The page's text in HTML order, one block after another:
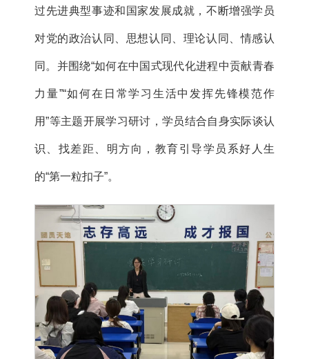
过先进典型事迹和国家发展成就，不断增强学员
对党的政治认同、思想认同、理论认同、情感认
同。并围绕“如何在中国式现代化进程中贡献青春
力量”“如何在日常学习生活中发挥先锋模范作
用”等主题开展学习研讨，学员结合自身实际谈认
识、找差距、明方向，教育引导学员系好人生
的“第一粒扣子”。